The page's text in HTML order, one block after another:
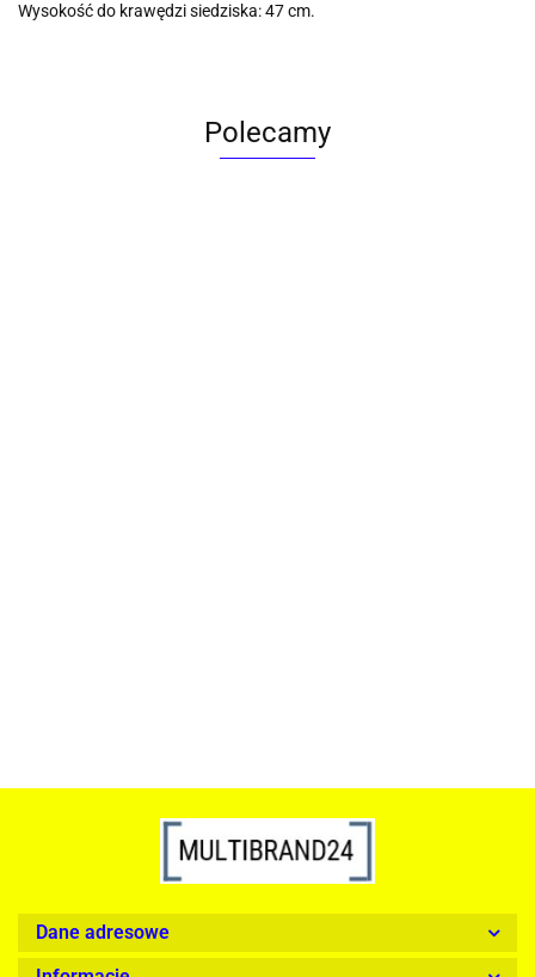
Wysokość do krawędzi siedziska: 47 cm.
Polecamy
Dane adresowe